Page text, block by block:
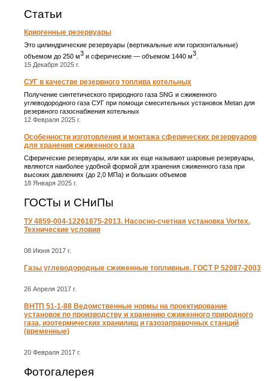
Статьи
Криогенные резервуары
Это цилиндрические резервуары (вертикальные или горизонтальные)
объемом до 250 м3 и сферические ― объемом 1440 м3
15 Декабря 2025 г.
СУГ в качестве резервного топлива котельных
Получение синтетического природного газа SNG и сжиженного
углеводородного газа СУГ при помощи смесительных установок Metan для
резервного газоснабжения котельных
12 Февраля 2025 г.
Особенности изготовления и монтажа сферических резервуаров
для хранения сжиженного газа
Сферические резервуары, или как их еще называют шаровые резервуары,
являются наиболее удобной формой для хранения сжиженного газа при
высоких давлениях (до 2,0 МПа) и больших объемов
18 Января 2025 г.
ГОСТы и СНиПы
ТУ 4859-004-12261875-2013. Насосно-счетная установка Vortex.
Технические условия
08 Июня 2017 г.
Газы углеводородные сжиженные топливные. ГОСТ Р 52087-2003
26 Апреля 2017 г.
ВНТП 51-1-88 Ведомственные нормы на проектирование
установок по производству и хранению сжиженного природного
газа, изотермических хранилищ и газозаправочных станций
(временные)
20 Февраля 2017 г.
Фотогалерея